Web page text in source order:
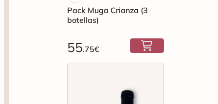
Pack Muga Crianza (3
botellas)
55.75€